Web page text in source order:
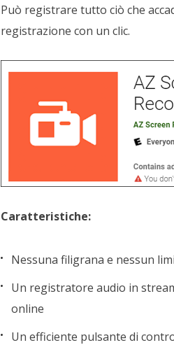
Può registrare tutto ciò che
registrazione con un clic.
Caratteristiche:
Nessuna filigrana e nessun
Un registratore audio in
online
Un efficiente pulsante di